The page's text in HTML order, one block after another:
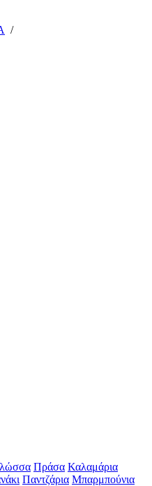
/
Πράσα Καλαμάρια
Παντζάρια Μπαρμπούνια